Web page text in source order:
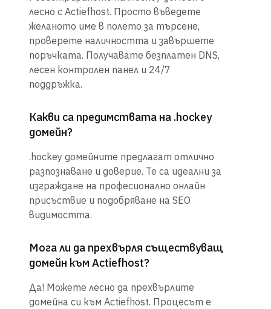
лесно с Actiefhost. Просто въведете
желаното име в полето за търсене,
проверете наличността и завършете
поръчката. Получавате безплатен DNS,
лесен контролен панел и 24/7
поддръжка.
Какви са предимствата на .hockey
домейн?
.hockey домейните предлагат отлично
разпознаване и доверие. Те са идеални за
изграждане на професионално онлайн
присъствие и подобряване на SEO
видимостта.
Мога ли да прехвърля съществуващ
домейн към Actiefhost?
Да! Можете лесно да прехвърлите
домейна си към Actiefhost. Процесът е